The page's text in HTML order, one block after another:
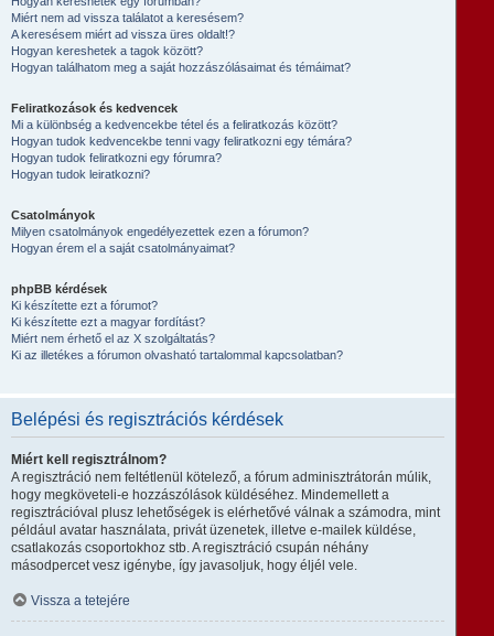
Miért nem ad vissza találatot a keresésem?
A keresésem miért ad vissza üres oldalt!?
Hogyan kereshetek a tagok között?
Hogyan találhatom meg a saját hozzászólásaimat és témáimat?
Feliratkozások és kedvencek
Mi a különbség a kedvencekbe tétel és a feliratkozás között?
Hogyan tudok kedvencekbe tenni vagy feliratkozni egy témára?
Hogyan tudok feliratkozni egy fórumra?
Hogyan tudok leiratkozni?
Csatolmányok
Milyen csatolmányok engedélyezettek ezen a fórumon?
Hogyan érem el a saját csatolmányaimat?
phpBB kérdések
Ki készítette ezt a fórumot?
Ki készítette ezt a magyar fordítást?
Miért nem érhető el az X szolgáltatás?
Ki az illetékes a fórumon olvasható tartalommal kapcsolatban?
Belépési és regisztrációs kérdések
Miért kell regisztrálnom?
A regisztráció nem feltétlenül kötelező, a fórum adminisztrátorán múlik,
hogy megköveteli-e hozzászólások küldéséhez. Mindemellett a
regisztrációval plusz lehetőségek is elérhetővé válnak a számodra, mint
például avatar használata, privát üzenetek, illetve e-mailek küldése,
csatlakozás csoportokhoz stb. A regisztráció csupán néhány
másodpercet vesz igénybe, így javasoljuk, hogy éljél vele.
Vissza a tetejére